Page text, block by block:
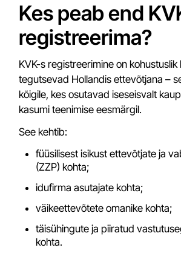
Kes peab end
registreerima?
KVK-s registreerimine on kohustuslik
tegutsevad Hollandis ettevõtjana –
kõigile, kes osutavad iseseisvalt
kasumi teenimise eesmärgil.
See kehtib:
füüsilisest isikust ettevõtjate ja
(ZZP) kohta;
idufirma asutajate kohta;
väikeettevõtete omanike kohta;
täisühingute ja piiratud
kohta.